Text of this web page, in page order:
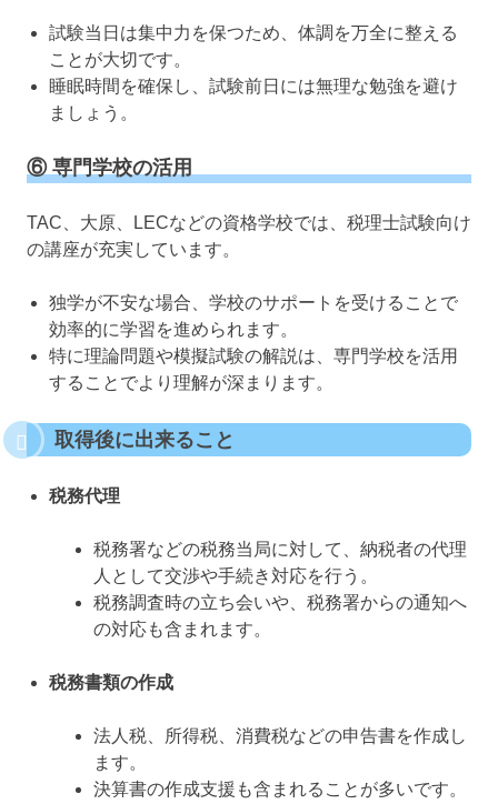
試験当日は集中力を保つため、体調を万全に整える
ことが大切です。
睡眠時間を確保し、試験前日には無理な勉強を避け
ましょう。
⑥ 専門学校の活用
TAC、大原、LECなどの資格学校では、税理士試験向け
の講座が充実しています。
独学が不安な場合、学校のサポートを受けることで
効率的に学習を進められます。
特に理論問題や模擬試験の解説は、専門学校を活用
することでより理解が深まります。
取得後に出来ること
税務代理
税務署などの税務当局に対して、納税者の代理
人として交渉や手続き対応を行う。
税務調査時の立ち会いや、税務署からの通知へ
の対応も含まれます。
税務書類の作成
法人税、所得税、消費税などの申告書を作成し
ます。
決算書の作成支援も含まれることが多いです。